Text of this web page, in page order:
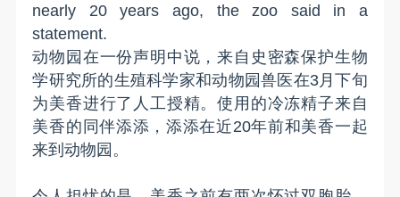
nearly 20 years ago, the zoo said in a
statement.
动物园在一份声明中说，来自史密森保护生物
学研究所的生殖科学家和动物园兽医在3月下旬
为美香进行了人工授精。使用的冷冻精子来自
美香的同伴添添，添添在近20年前和美香一起
来到动物园。